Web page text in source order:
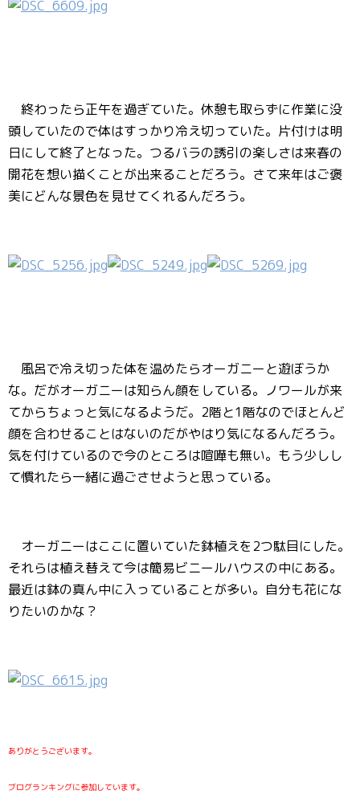
終わったら正午を過ぎていた。休憩も取らずに作業に没
頭していたので体はすっかり冷え切っていた。片付けは明
日にして終了となった。つるバラの誘引の楽しさは来春の
開花を想い描くことが出来ることだろう。さて来年はご褒
美にどんな景色を見せてくれるんだろう。
風呂で冷え切った体を温めたらオーガニーと遊ぼうか
な。だがオーガニーは知らん顔をしている。ノワールが来
てからちょっと気になるようだ。2階と1階なのでほとんど
顔を合わせることはないのだがやはり気になるんだろう。
気を付けているので今のところは喧嘩も無い。もう少しし
て慣れたら一緒に過ごさせようと思っている。
オーガニーはここに置いていた鉢植えを2つ駄目にした。
それらは植え替えて今は簡易ビニールハウスの中にある。
最近は鉢の真ん中に入っていることが多い。自分も花にな
りたいのかな？
ありがとうございます。
ブログランキングに参加しています。